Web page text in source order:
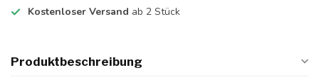
Kostenloser Versand ab 2 Stück
Produktbeschreibung